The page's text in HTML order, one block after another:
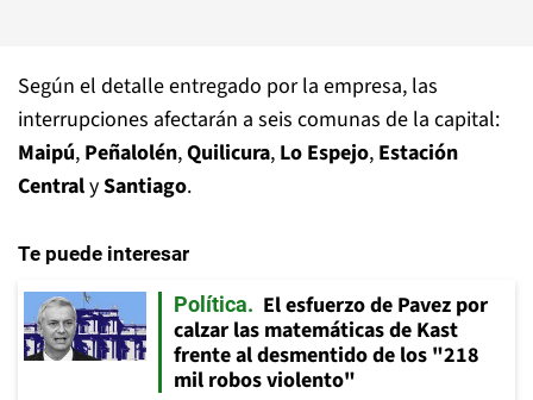
Según el detalle entregado por la empresa, las
interrupciones afectarán a seis comunas de la capital:
Maipú, Peñalolén,Quilicura, Lo Espejo, Estación
CentralySantiago.
Te puede interesar
Política
El esfuerzo de Pavez por
calzar las matemáticas de Kast
frente al desmentido de los "218
mil robos violento"